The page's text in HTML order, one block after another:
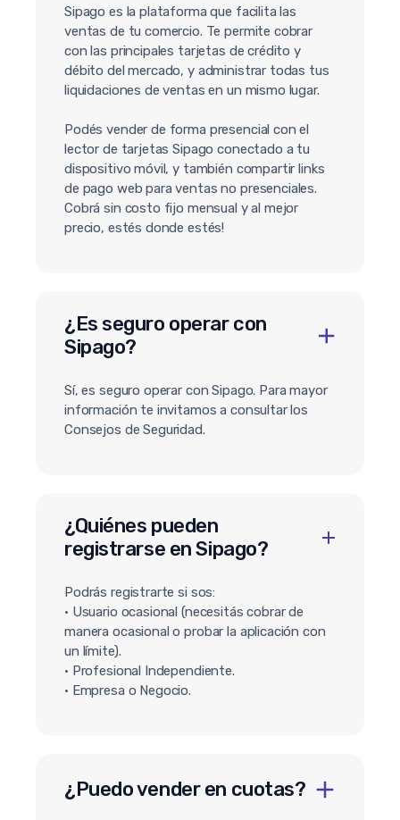
Sipago es la plataforma que facilita las
ventas de tu comercio. Te permite cobrar
con las principales tarjetas de crédito y
débito del mercado, y administrar todas tus
liquidaciones de ventas en un mismo lugar.
Podés vender de forma presencial con el
lector de tarjetas Sipago conectado a tu
dispositivo móvil, y también compartir links
de pago web para ventas no presenciales.
Cobrá sin costo fijo mensual y al mejor
precio, estés donde estés!
¿Es seguro operar con
Sipago?
Sí, es seguro operar con Sipago. Para mayor
información te invitamos a consultar los
Consejos de Seguridad.
¿Quiénes pueden
registrarse en Sipago?
Podrás registrarte si sos:
• Usuario ocasional (necesitás cobrar de
manera ocasional o probar la aplicación con
un límite).
• Profesional Independiente.
• Empresa o Negocio.
¿Puedo vender en cuotas?